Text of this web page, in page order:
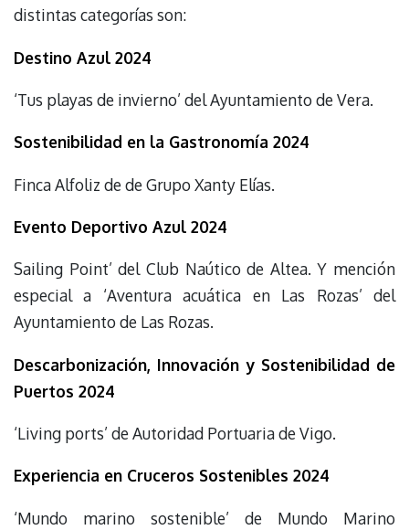
distintas categorías son:
Destino Azul 2024
‘Tus playas de invierno’ del Ayuntamiento de Vera.
Sostenibilidad en la Gastronomía 2024
Finca Alfoliz de de Grupo Xanty Elías.
Evento Deportivo Azul 2024
Sailing Point’ del Club Naútico de Altea. Y mención
especial a ‘Aventura acuática en Las Rozas’ del
Ayuntamiento de Las Rozas.
Descarbonización, Innovación y Sostenibilidad de
Puertos 2024
‘Living ports’ de Autoridad Portuaria de Vigo.
Experiencia en Cruceros Sostenibles 2024
‘Mundo marino sostenible’ de Mundo Marino